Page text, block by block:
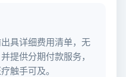
具详细费用清单，无
提供分期付款服务，
触手可及。